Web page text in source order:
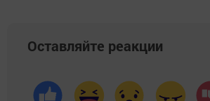
Оставляйте реакции